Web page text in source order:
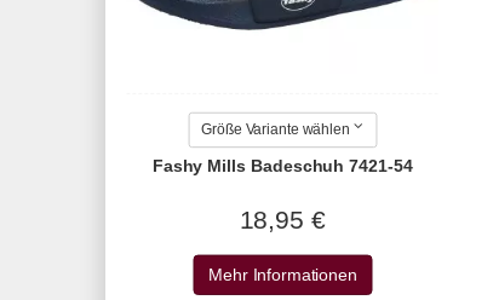
Größe Variante wählen
Fashy Mills Badeschuh 7421-54
18,95 €
Mehr Informationen